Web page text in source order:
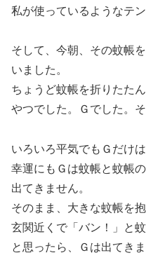
私が使っているようなテ
そして、今朝、その蚊帳
いました。
ちょうど蚊帳を折りたた
やつでした。Ｇでした。
いろいろ平気でもＧだけ
幸運にもＧは蚊帳と蚊帳
出てきません。
そのまま、大きな蚊帳を
玄関近くで「バン！」と
と思ったら、Ｇは出てきま